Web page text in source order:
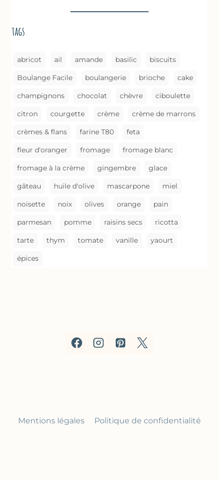
(MÉTHODE
tags
abricot ail amande basilic biscuits
Boulange Facile boulangerie brioche cake
champignons chocolat chèvre ciboulette
citron courgette crème crème de marrons
crèmes & flans farine T80 feta
fleur d'oranger fromage fromage blanc
fromage à la crème gingembre glace
gâteau huile d'olive mascarpone miel
noisette noix olives orange pain
parmesan pomme raisins secs ricotta
tarte thym tomate vanille yaourt
épices
Mentions légales Politique de confidentialité